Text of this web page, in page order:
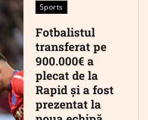
Sports
Fotbalistul
transferat pe
900.000€ a
plecat de la
Rapid și a fost
prezentat la